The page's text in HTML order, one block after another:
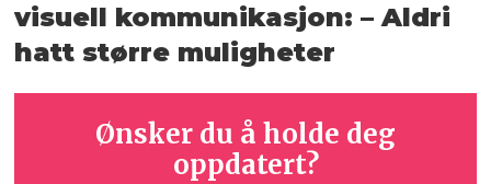
visuell kommunikasjon: – Aldri
hatt større muligheter
Ønsker du å holde deg
oppdatert?